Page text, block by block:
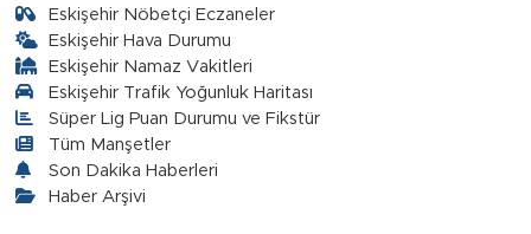
Eskişehir Nöbetçi Eczaneler
Eskişehir Hava Durumu
Eskişehir Namaz Vakitleri
Eskişehir Trafik Yoğunluk Haritası
Süper Lig Puan Durumu ve Fikstür
Tüm Manşetler
Son Dakika Haberleri
Haber Arşivi